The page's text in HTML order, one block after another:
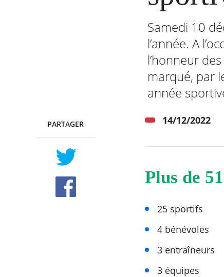
Samedi 10
l’année. A
l’honneur
marqué, par
année
PARTAGER
TWITTER
FACEBOOK
14/12/2022
Plus de
25 sportifs
4 bénévoles
3 entraîneurs
3 équipes